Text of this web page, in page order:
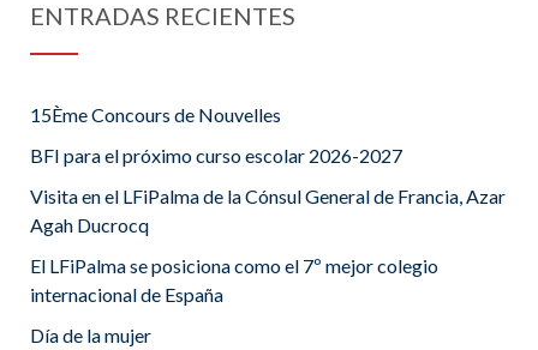
ENTRADAS RECIENTES
15Ème Concours de Nouvelles
BFI para el próximo curso escolar 2026-2027
Visita en el LFiPalma de la Cónsul General de Francia, Azar
Agah Ducrocq
El LFiPalma se posiciona como el 7º mejor colegio
internacional de España
Día de la mujer